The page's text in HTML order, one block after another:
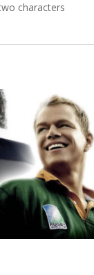
characters